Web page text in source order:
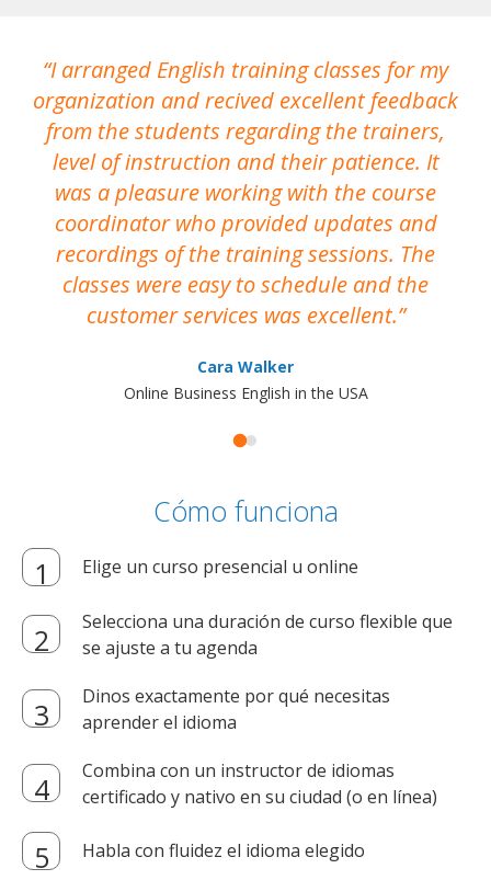
I arranged English training classes for my
organization and recived excellent feedback
from the students regarding the trainers,
level of instruction and their patience. It
was a pleasure working with the course
coordinator who provided updates and
recordings of the training sessions. The
classes were easy to schedule and the
customer services was excellent.
Cara Walker
Online Business English in the USA
Cómo funciona
Elige un curso presencial u online
Selecciona una duración de curso flexible que
se ajuste a tu agenda
Dinos exactamente por qué necesitas
aprender el idioma
Combina con un instructor de idiomas
certificado y nativo en su ciudad (o en línea)
Habla con fluidez el idioma elegido